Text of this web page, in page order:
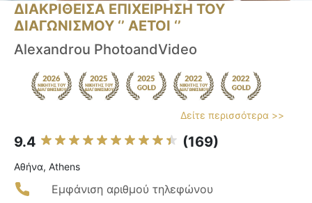
ΔΙΑΚΡΙΘΕΙΣΑ ΕΠΙΧΕΙΡΗΣΗ ΤΟΥ
ΔΙΑΓΩΝΙΣΜΟΥ ‘’ ΑΕΤΟΙ ‘’
Alexandrou PhotoandVideo
Δείτε περισσότερα >>
9.4 (169)
Αθήνα, Athens
Εμφάνιση αριθμού τηλεφώνου